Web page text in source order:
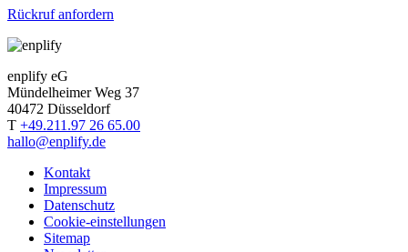
Rückruf anfordern
enplify eG
Mündelheimer Weg 37
40472 Düsseldorf
T +49.211.97 26 65.00
hallo@enplify.de
Kontakt
Impressum
Datenschutz
Cookie-einstellungen
Sitemap